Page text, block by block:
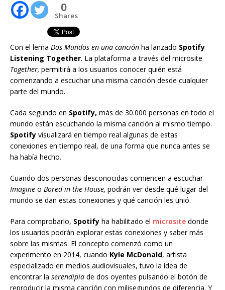
0
Shares
Con el lema Dos Mundos en una canción ha lanzado Spotify
Listening Together. La plataforma a través del microsite
Together, permitirá a los usuarios conocer quién está
comenzando a escuchar una misma canción desde cualquier
parte del mundo.
Cada segundo en Spotify, más de 30.000 personas en todo el
mundo están escuchando la misma canción al mismo tiempo.
Spotify visualizará en tiempo real algunas de estas
conexiones en tiempo real, de una forma que nunca antes se
ha había hecho.
Cuando dos personas desconocidas comiencen a escuchar
Imagine o Bored in the House, podrán ver desde qué lugar del
mundo se dan estas conexiones y qué canción les unió.
Para comprobarlo, Spotify ha habilitado el microsite donde
los usuarios podrán explorar estas conexiones y saber más
sobre las mismas. El concepto comenzó como un
experimento en 2014, cuando Kyle McDonald, artista
especializado en medios audiovisuales, tuvo la idea de
encontrar la serendipia de dos oyentes pulsando el botón de
reproducir la misma canción con milisegundos de diferencia. Y